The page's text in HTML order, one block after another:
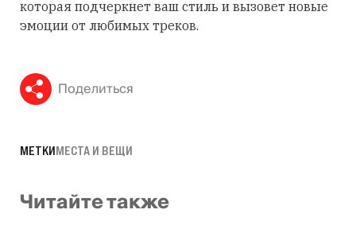
которая подчеркнет ваш стиль и вызовет новые
эмоции от любимых треков.
Поделиться
МЕТКИМЕСТА И ВЕЩИ
Читайте также